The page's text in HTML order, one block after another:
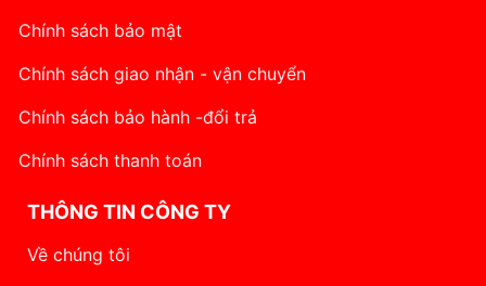
Chính sách bảo mật
Chính sách giao nhận - vận chuyển
Chính sách bảo hành -đổi trả
Chính sách thanh toán
THÔNG TIN CÔNG TY
Về chúng tôi